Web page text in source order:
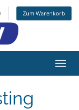
Zum Warenkorb